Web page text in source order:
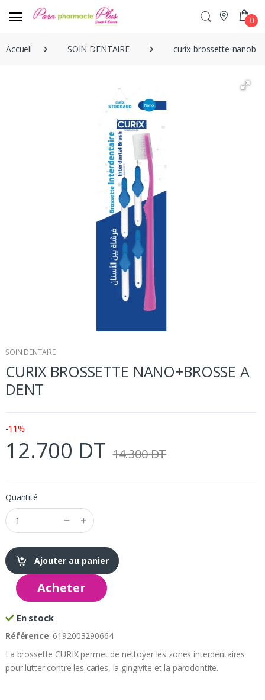
0
Accueil SOIN DENTAIRE curix-brossette-
SOIN DENTAIRE
CURIX BROSSETTE NANO+BROSSE A
DENT
-11%
12.700 DT 14.300 DT
Quantité
Ajouter au panier
Acheter
En stock
Référence: 6192003290664
La brossette CURIX permet de nettoyer les zones interdentaires
pour lutter contre les caries, la gingivite et la parodontite.